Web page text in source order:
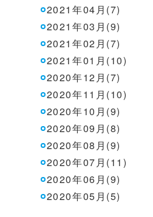
2021年04月(7)
2021年03月(9)
2021年02月(7)
2021年01月(10)
2020年12月(7)
2020年11月(10)
2020年10月(9)
2020年09月(8)
2020年08月(9)
2020年07月(11)
2020年06月(9)
2020年05月(5)